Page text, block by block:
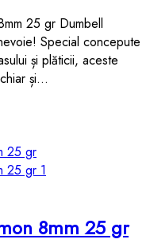
25 gr Dumbell
Special concepute
și plăticii, aceste
și…
8mm 25 gr